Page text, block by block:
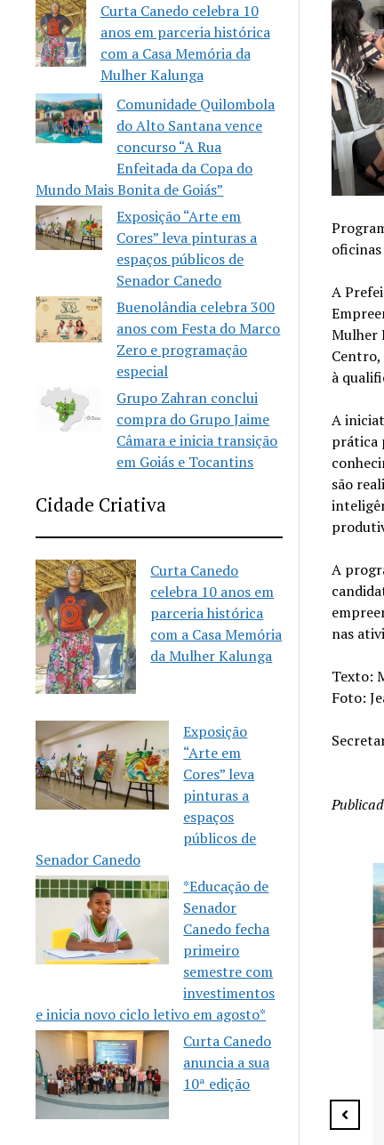
Curta Canedo celebra 10
anos em parceria histórica
com a Casa Memória da
Mulher Kalunga
Comunidade Quilombola
do Alto Santana vence
concurso “A Rua
Enfeitada da Copa do
Mundo Mais Bonita de Goiás”
Exposição “Arte em
Cores” leva pinturas a
espaços públicos de
Senador Canedo
Buenolândia celebra 300
anos com Festa do Marco
Zero e programação
especial
Grupo Zahran conclui
compra do Grupo Jaime
Câmara e inicia transição
em Goiás e Tocantins
Cidade Criativa
Curta Canedo
celebra 10 anos em
parceria histórica
com a Casa Memória
da Mulher Kalunga
Exposição
“Arte em
Cores” leva
pinturas a
espaços
públicos de
Senador Canedo
*Educação de
Senador
Canedo fecha
primeiro
semestre com
investimentos
e inicia novo ciclo letivo em agosto*
Curta Canedo
anuncia a sua
10ª edição
A
Mulher
à
A
prática
são
A
nas
Texto:
Foto:
Senador Canedo anuncia
vagas para aulas gratuitas
de Karatê